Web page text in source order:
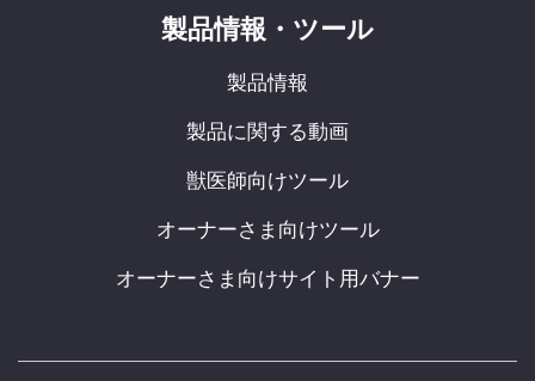
製品情報・ツール
製品情報
製品に関する動画
獣医師向けツール
オーナーさま向けツール
オーナーさま向けサイト用バナー